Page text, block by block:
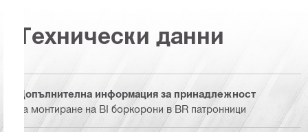
Технически данни
Допълнителна информация за принадлежност
За монтиране на BI боркорони в BR патронници